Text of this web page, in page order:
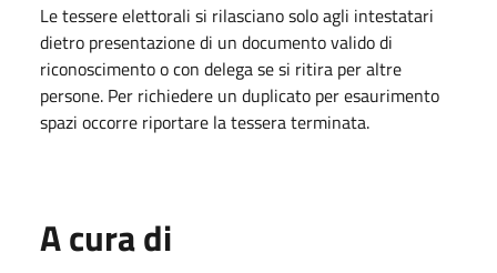
Le tessere elettorali si rilasciano solo agli intestatari
dietro presentazione di un documento valido di
riconoscimento o con delega se si ritira per altre
persone. Per richiedere un duplicato per esaurimento
spazi occorre riportare la tessera terminata.
A cura di